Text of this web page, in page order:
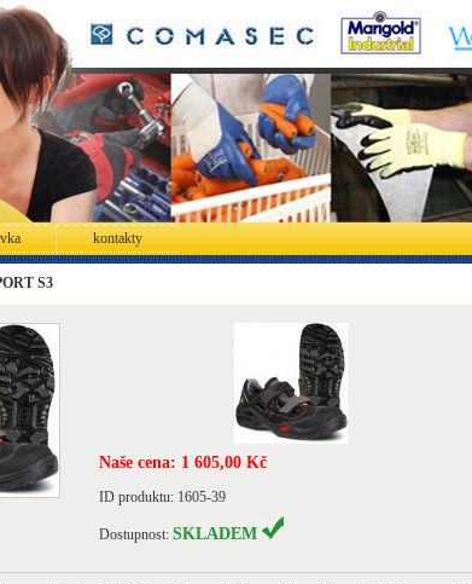
kontakty
S3
Naše cena: 1 605,00 Kč
ID produktu: 1605-39
Dostupnost: SKLADEM